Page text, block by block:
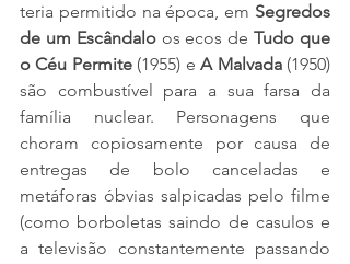
teria permitido na época, em Segredos
de um Escândalo os ecos de Tudo que
o Céu Permite (1955) e A Malvada (1950)
são combustível para a sua farsa da
família nuclear. Personagens que
choram copiosamente por causa de
entregas de bolo canceladas e
metáforas óbvias salpicadas pelo filme
(como borboletas saindo de casulos e
a televisão constantemente passando